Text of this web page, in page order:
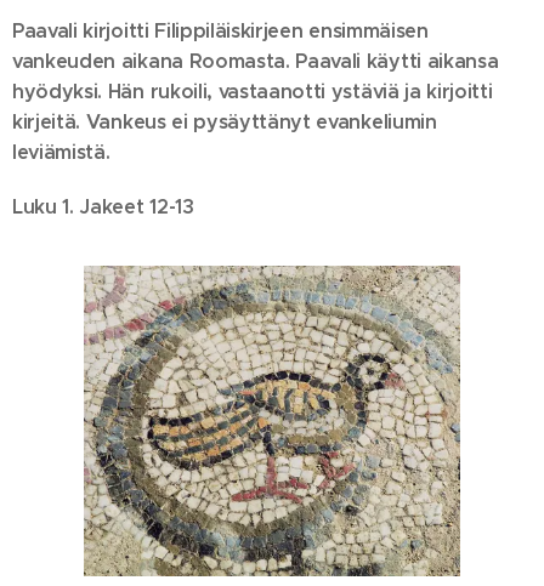
Paavali kirjoitti Filippiläiskirjeen ensimmäisen
vankeuden aikana Roomasta. Paavali käytti aikansa
hyödyksi. Hän rukoili, vastaanotti ystäviä ja kirjoitti
kirjeitä. Vankeus ei pysäyttänyt evankeliumin
leviämistä.
Luku 1. Jakeet 12-13